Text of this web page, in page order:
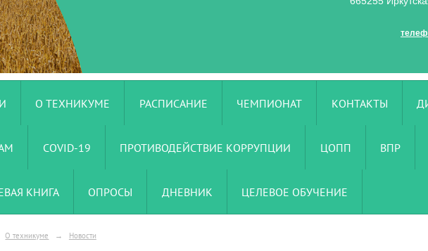
О ТЕХНИКУМЕ РАСПИСАНИЕ ЧЕМПИОНАТ КОНТАКТЫ
COVID-19 ПРОТИВОДЕЙСТВИЕ КОРРУПЦИИ ЦОПП ВПР
КНИГА ОПРОСЫ ДНЕВНИК ЦЕЛЕВОЕ ОБУЧЕНИЕ
О техникуме → Новости